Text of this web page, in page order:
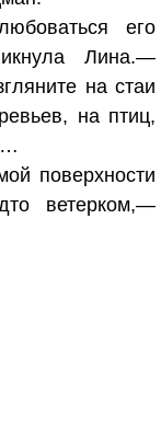
его
Лина.—
на стаи
на птиц,
поверхности
ветерком,—